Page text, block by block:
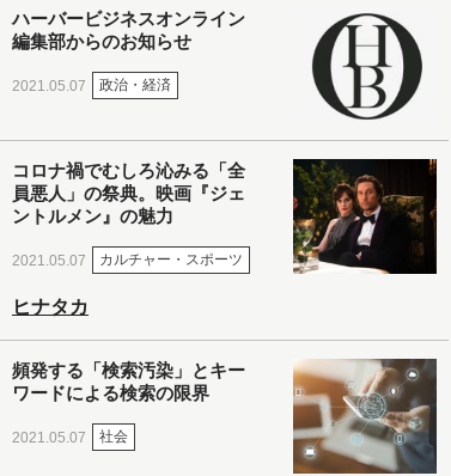
ハーバービジネスオンライン
編集部からのお知らせ
2021.05.07 政治・経済
コロナ禍でむしろ沁みる「全
員悪人」の祭典。映画『ジェ
ントルメン』の魅力
2021.05.07 カルチャー・スポーツ
ヒナタカ
頻発する「検索汚染」とキー
ワードによる検索の限界
2021.05.07 社会